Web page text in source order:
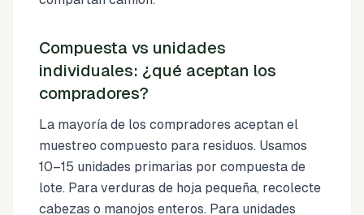
Compuesta vs unidades
individuales: ¿qué aceptan los
compradores?
La mayoría de los compradores aceptan el
muestreo compuesto para residuos. Usamos
10–15 unidades primarias por compuesta de
lote. Para verduras de hoja pequeña, recolecte
cabezas o manojos enteros. Para unidades